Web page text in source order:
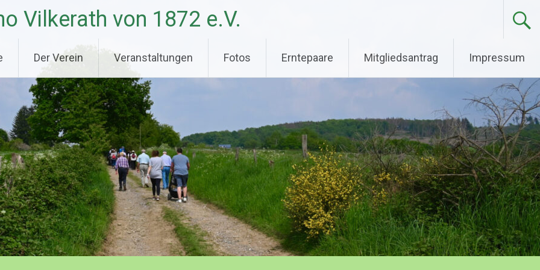
Vilkerath von 1872 e.V.
Der Verein Veranstaltungen Fotos Erntepaare Mitgliedsantrag Impressum